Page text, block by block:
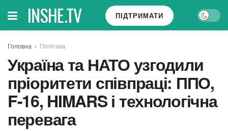
INSHE.TV ПІДТРИМАТИ
Головна Політика
Україна та НАТО узгодили
пріоритети співпраці: ППО,
F-16, HIMARS і технологічна
перевага